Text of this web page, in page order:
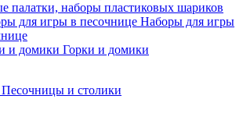
палатки, наборы пластиковых шариков
Наборы для игры
Горки и домики
Песочницы и столики